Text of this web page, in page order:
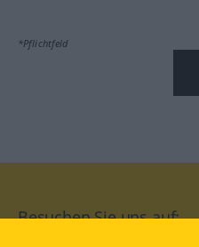
*Pflichtfeld
Besuchen Sie uns auf: